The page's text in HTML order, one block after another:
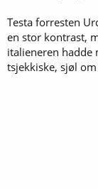
Testa forresten
en stor kontrast,
italieneren hadde
tsjekkiske, sjøl